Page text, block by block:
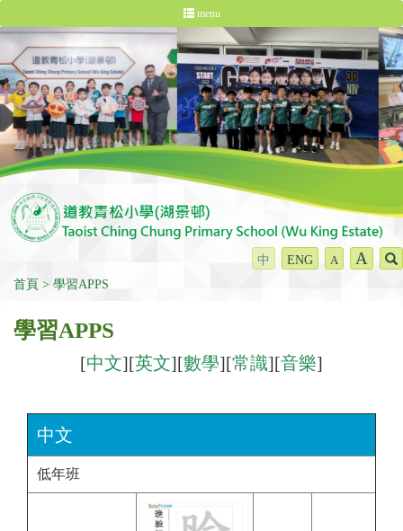
menu
中 ENG A A
首頁 學習APPS
學習APPS
[中文][英文][數學][常識][音樂]
中文
低年班